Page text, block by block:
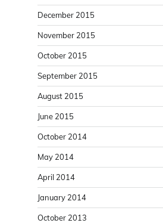
December 2015
November 2015
October 2015
September 2015
August 2015
June 2015
October 2014
May 2014
April 2014
January 2014
October 2013